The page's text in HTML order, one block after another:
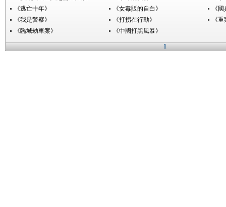
《逃亡十年》
《女毒販的自白》
《
《我是警察》
《打拐在行動》
《
《臨城劫車案》
《中國打黑風暴》
1